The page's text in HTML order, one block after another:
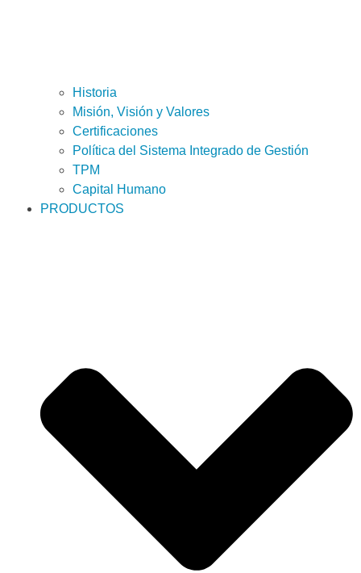
Historia
Misión, Visión y Valores
Certificaciones
Política del Sistema Integrado de Gestión
TPM
Capital Humano
PRODUCTOS